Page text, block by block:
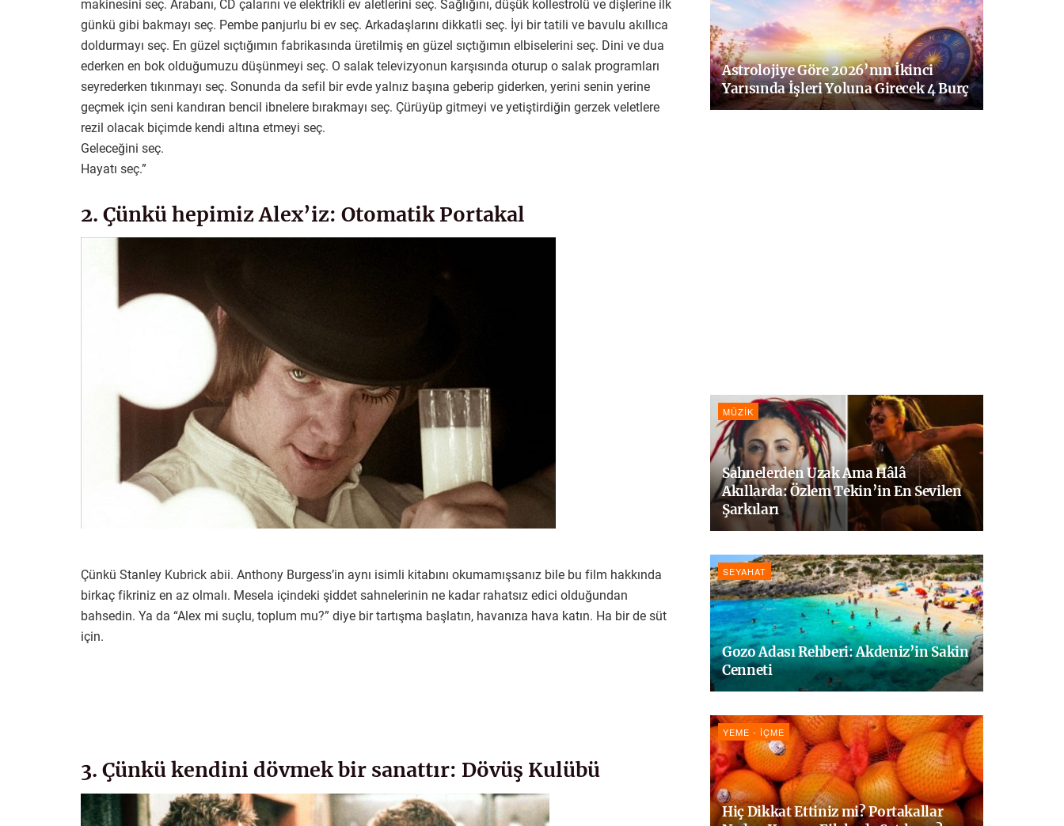
makinesini seç. Arabanı, CD çalarını ve elektrikli ev aletlerini seç. Sağlığını, düşük kollestrolü ve dişlerine ilk
günkü gibi bakmayı seç. Pembe panjurlu bi ev seç. Arkadaşlarını dikkatli seç. İyi bir tatili ve bavulu akıllıca
doldurmayı seç. En güzel sıçtığımın fabrikasında üretilmiş en güzel sıçtığımın elbiselerini seç. Dini ve dua
ederken en bok olduğumuzu düşünmeyi seç. O salak televizyonun karşısında oturup o salak programları
seyrederken tıkınmayı seç. Sonunda da sefil bir evde yalnız başına geberip giderken, yerini senin yerine
geçmek için seni kandıran bencil ibnelere bırakmayı seç. Çürüyüp gitmeyi ve yetiştirdiğin gerzek veletlere
rezil olacak biçimde kendi altına etmeyi seç.
Geleceğini seç.
Hayatı seç.”
2. Çünkü hepimiz Alex’iz: Otomatik Portakal
Çünkü Stanley Kubrick abii. Anthony Burgess’in aynı isimli kitabını okumamışsanız bile bu film hakkında
birkaç fikriniz en az olmalı. Mesela içindeki şiddet sahnelerinin ne kadar rahatsız edici olduğundan
bahsedin. Ya da “Alex mi suçlu, toplum mu?” diye bir tartışma başlatın, havanıza hava katın. Ha bir de süt
için.
3. Çünkü kendini dövmek bir sanattır: Dövüş Kulübü
Astrolojiye Göre 2026’nın İkinci
Yarısında İşleri Yoluna Girecek 4 Burç
MÜZIK
Sahnelerden Uzak Ama Hâlâ
Akıllarda: Özlem Tekin’in En Sevilen
Şarkıları
SEYAHAT
Gozo Adası Rehberi: Akdeniz’in Sakin
Cenneti
YEME - İÇME
Hiç Dikkat Ettiniz mi? Portakallar